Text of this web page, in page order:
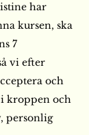
har
kursen, ska
7
vi efter
och
kroppen och
personlig